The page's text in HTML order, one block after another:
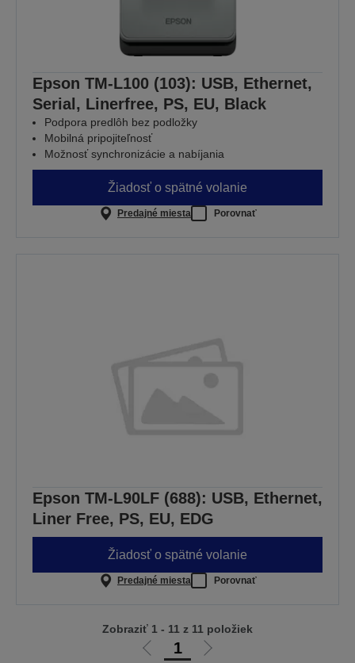
Epson TM-L100 (103): USB, Ethernet,
Serial, Linerfree, PS, EU, Black
Podpora predlôh bez podložky
Mobilná pripojiteľnosť
Možnosť synchronizácie a nabíjania
Žiadosť o spätné volanie
Predajné miesta Porovnať
Epson TM-L90LF (688): USB, Ethernet,
Liner Free, PS, EU, EDG
Žiadosť o spätné volanie
Predajné miesta Porovnať
Ísť
1
Ísť
Zobraziť 1 - 11 z 11 položiek